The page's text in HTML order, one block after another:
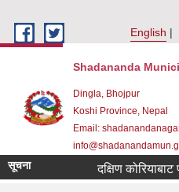
English
Shadananda
Dingla, Bhojpur
Koshi Province, Nepal
Email:
सूचना दक्षिण कोरियाबाट